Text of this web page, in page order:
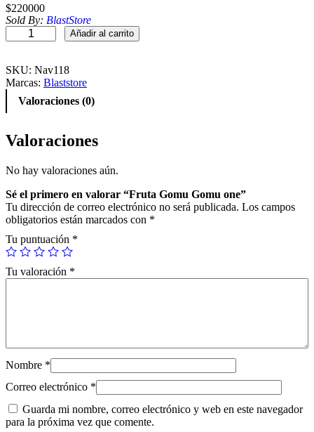
$220000
Sold By: BlastStore
r
t
a
u
G
m
o
n
e
c
a
n
t
Añadir al carrito
SKU: Nav118
Marcas: Blaststore
Valoraciones (0)
Valoraciones
No hay valoraciones aún.
Sé el primero en valorar “Fruta Gomu Gomu one”
Tu dirección de correo electrónico no será publicada. Los campos
obligatorios están marcados con *
Tu puntuación *
Tu valoración *
Nombre *
Correo electrónico *
Guarda mi nombre, correo electrónico y web en este navegador
para la próxima vez que comente.